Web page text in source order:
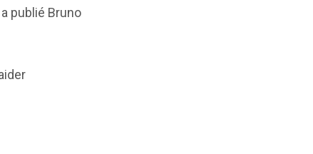
a publié Bruno